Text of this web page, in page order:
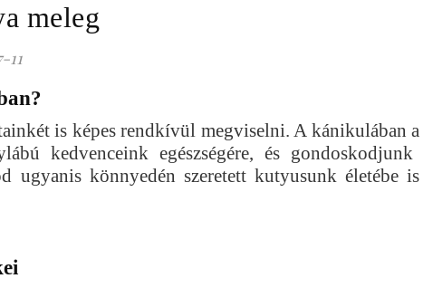
meleg
11
is képes rendkívül megviselni. A kánikulában a
kedvenceink egészségére, és gondoskodjunk
ugyanis könnyedén szeretett kutyusunk életébe is